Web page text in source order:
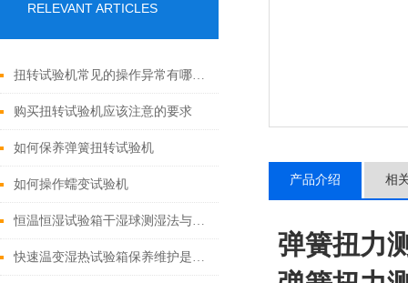
RELEVANT ARTICLES
扭转试验机常见的操作异常有哪些？
购买扭转试验机应该注意的要求
如何保养弹簧扭转试验机
如何操作蠕变试验机
恒温恒湿试验箱干湿球测湿法与电子式传感器测湿法优点及缺点
快速温变湿热试验箱保养维护是非常有必要的
产品介绍 相
弹簧扭力